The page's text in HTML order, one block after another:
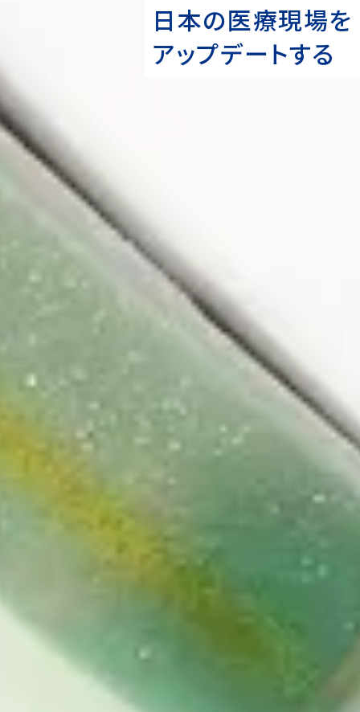
日本の医療現場を
アップデートする